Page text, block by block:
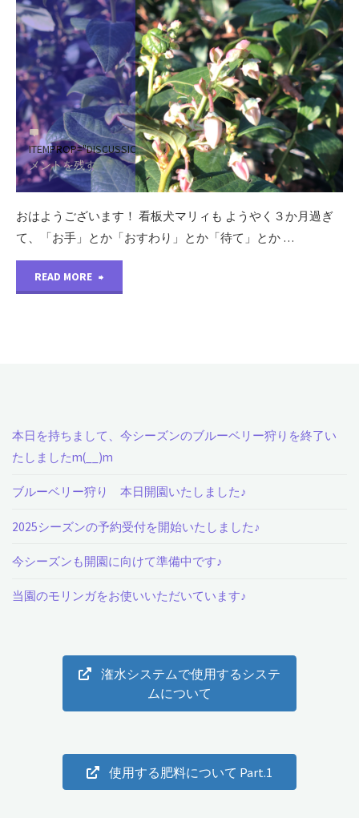
園
の
様
子"
ITEMPROP="DISCUSSIONURL"コ
メントを残す
おはようございます！ 看板犬マリィも ようやく３か月過ぎ
て、「お手」とか「おすわり」とか「待て」とか …
READ MORE
イ
し
ま
り"
本日を持ちまして、今シーズンのブルーベリー狩りを終了い
たしましたm(__)m
ブルーベリー狩り 本日開園いたしました♪
2025シーズンの予約受付を開始いたしました♪
今シーズンも開園に向けて準備中です♪
当園のモリンガをお使いいただいています♪
潅水システムで使用するシステ
ムについて
使用する肥料について Part.1